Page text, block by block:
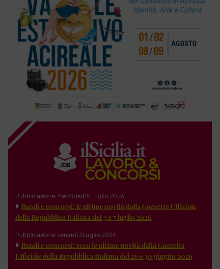
Pubblicazione: mercoledì 8 Luglio 2026
Bandi e concorsi: le ultime novità dalla Gazzetta Ufficiale
della Repubblica Italiana del 3 e 7 luglio 2026
Pubblicazione: venerdì 3 Luglio 2026
Bandi e concorsi: ecco le ultime novità dalla Gazzetta
Ufficiale della Repubblica Italiana del 26 e 30 giugno 2026